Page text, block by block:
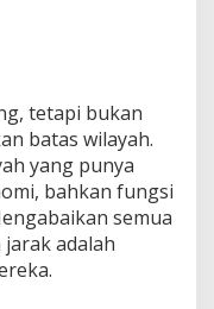
tetapi bukan
batas wilayah.
yang punya
bahkan fungsi
semua
adalah